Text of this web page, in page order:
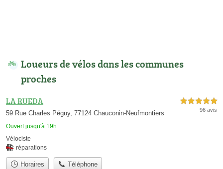
Loueurs de vélos dans les communes
proches
LA RUEDA
59 Rue Charles Péguy, 77124 Chauconin-Neufmontiers
Ouvert jusqu'à 19h
5,0 étoiles sur 5
96 avis
Vélociste
réparations
Horaires Téléphone